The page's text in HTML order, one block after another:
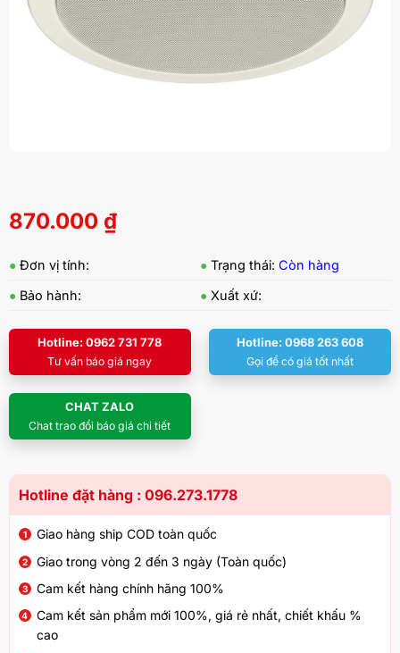
870.000 ₫
● Đơn vị tính: ● Trạng thái: Còn hàng
● Bảo hành: ● Xuất xứ:
Hotline: 0962 731 778
Tư vấn báo giá ngay
Hotline: 0968 263 608
Gọi để có giá tốt nhất
CHAT ZALO
Chat trao đổi báo giá chi tiết
Hotline đặt hàng : 096.273.1778
Giao hàng ship COD toàn quốc
Giao trong vòng 2 đến 3 ngày (Toàn quốc)
Cam kết hàng chính hãng 100%
Cam kết sản phẩm mới 100%, giá rẻ nhất, chiết khấu %
cao